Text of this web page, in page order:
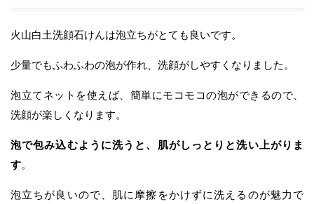
火山白土洗顔石けんは泡立ちがとても良いです。
少量でもふわふわの泡が作れ、洗顔がしやすくなりました。
泡立てネットを使えば、簡単にモコモコの泡ができるので、
洗顔が楽しくなります。
泡で包み込むように洗うと、肌がしっとりと洗い上がりま
す。
泡立ちが良いので、肌に摩擦をかけずに洗えるのが魅力で